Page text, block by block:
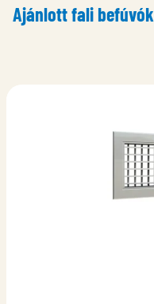
Ajánlott fali befúvók